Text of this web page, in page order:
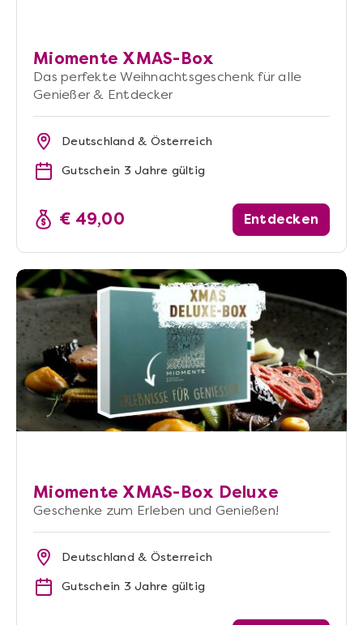
Miomente XMAS-Box
Das perfekte Weihnachtsgeschenk für alle
Genießer & Entdecker
Deutschland & Österreich
Gutschein 3 Jahre gültig
€ 49,00 Entdecken
Miomente XMAS-Box Deluxe
Geschenke zum Erleben und Genießen!
Deutschland & Österreich
Gutschein 3 Jahre gültig